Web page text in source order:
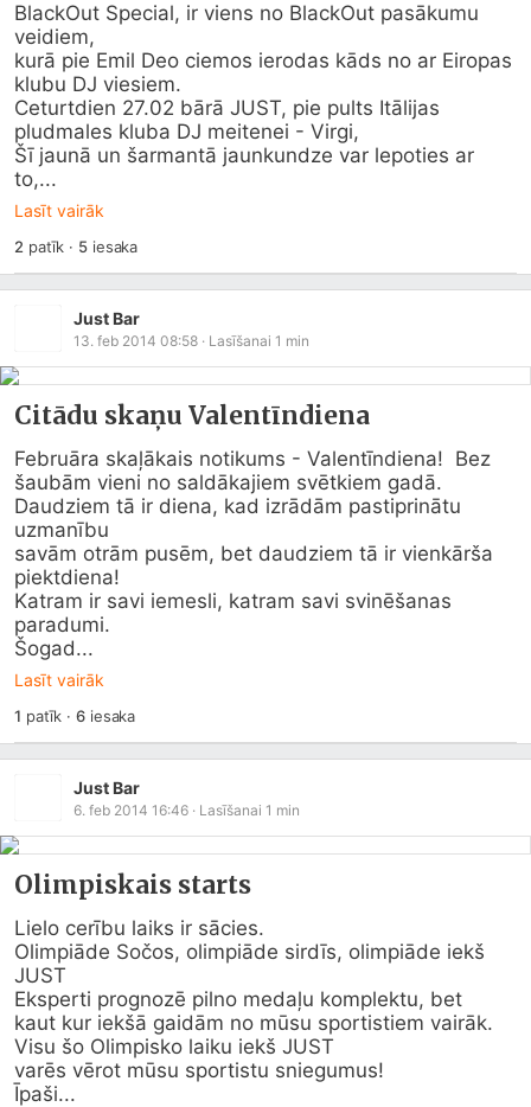
BlackOut Special, ir viens no BlackOut pasākumu
veidiem,
kurā pie Emil Deo ciemos ierodas kāds no ar Eiropas
klubu DJ viesiem.
Ceturtdien 27.02 bārā JUST, pie pults Itālijas
pludmales kluba DJ meitenei - Virgi,
Šī jaunā un šarmantā jaunkundze var lepoties ar
to,...
Lasīt vairāk
2 patīk · 5iesaka
Just Bar
13. feb 2014 08:58 · Lasīšanai 1 min
Citādu skaņu Valentīndiena
Februāra skaļākais notikums - Valentīndiena!  Bez
šaubām vieni no saldākajiem svētkiem gadā.
Daudziem tā ir diena, kad izrādām pastiprinātu
uzmanību
savām otrām pusēm, bet daudziem tā ir vienkārša
piektdiena!
Katram ir savi iemesli, katram savi svinēšanas
paradumi.
Šogad...
Lasīt vairāk
1 patīk ·6iesaka
Just Bar
6. feb 2014 16:46 · Lasīšanai 1 min
Olimpiskais starts
Lielo cerību laiks ir sācies.
Olimpiāde Sočos, olimpiāde sirdīs, olimpiāde iekš
JUST
Eksperti prognozē pilno medaļu komplektu, bet
kaut kur iekšā gaidām no mūsu sportistiem vairāk.
Visu šo Olimpisko laiku iekš JUST
varēs vērot mūsu sportistu sniegumus!
Īpaši...